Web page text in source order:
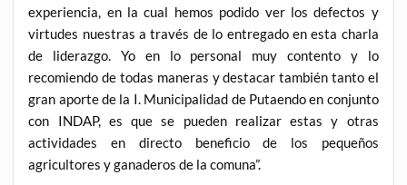
experiencia, en la cual hemos podido ver los defectos y
virtudes nuestras a través de lo entregado en esta charla
de liderazgo. Yo en lo personal muy contento y lo
recomiendo de todas maneras y destacar también tanto el
gran aporte de la I. Municipalidad de Putaendo en conjunto
con INDAP, es que se pueden realizar estas y otras
actividades en directo beneficio de los pequeños
agricultores y ganaderos de la comuna”.